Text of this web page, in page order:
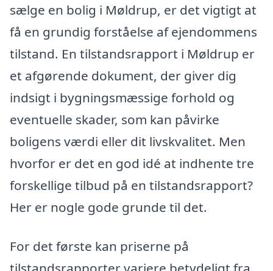
sælge en bolig i Møldrup, er det vigtigt at
få en grundig forståelse af ejendommens
tilstand. En tilstandsrapport i Møldrup er
et afgørende dokument, der giver dig
indsigt i bygningsmæssige forhold og
eventuelle skader, som kan påvirke
boligens værdi eller dit livskvalitet. Men
hvorfor er det en god idé at indhente tre
forskellige tilbud på en tilstandsrapport?
Her er nogle gode grunde til det.
For det første kan priserne på